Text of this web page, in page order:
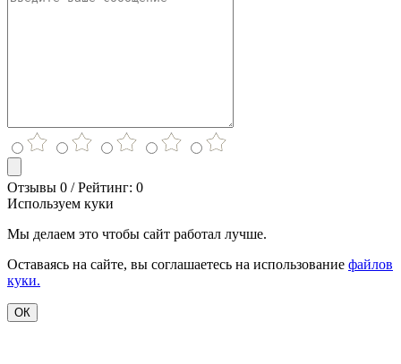
Отзывы 0 / Рейтинг: 0
Используем куки
Мы делаем это чтобы сайт работал лучше.
Оставаясь на сайте, вы соглашаетесь на использование файлов
куки.
ОК